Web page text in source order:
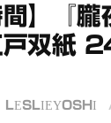
間】『
戸双紙
LESLIEYOSHI